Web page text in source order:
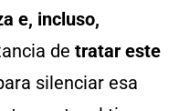
e, incluso,
de tratar este
silenciar esa